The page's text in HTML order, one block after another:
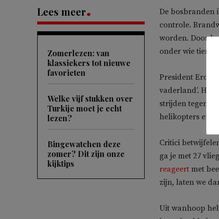
Lees meer
Zomerlezen: van
klassiekers tot nieuwe
favorieten
Welke vijf stukken over
Turkije moet je echt
lezen?
Bingewatchen deze
zomer? Dit zijn onze
kijktips
De bosbranden
controle.
worden. Door
onder wie tien
President
vaderland’. Hij
strijden tegen
helikopters en
Critici
ga je met 27
reageert met
zijn, laten we
Uit wanhoop